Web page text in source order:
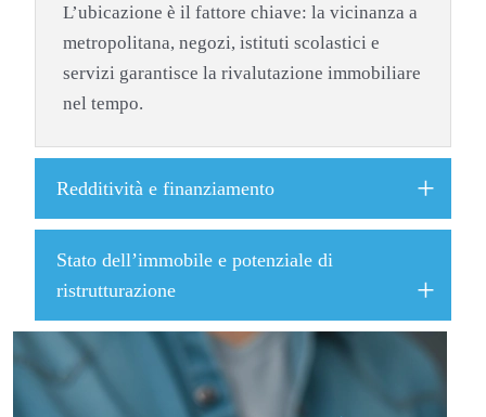
L’ubicazione è il fattore chiave: la vicinanza a
metropolitana, negozi, istituti scolastici e
servizi garantisce la rivalutazione immobiliare
nel tempo.
Redditività e finanziamento
Stato dell’immobile e potenziale di
ristrutturazione